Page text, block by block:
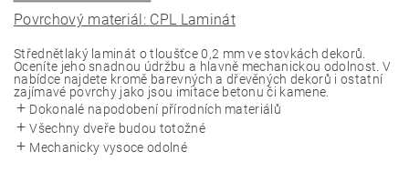
Povrchový materiál: CPL Laminát
Střednětlaký laminát o tloušťce 0,2 mm ve stovkách dekorů.
Oceníte jeho snadnou údržbu a hlavně mechanickou odolnost. V
nabídce najdete kromě barevných a dřevěných dekorů i ostatní
zajímavé povrchy jako jsou imitace betonu či kamene.
Dokonalé napodobení přírodních materiálů
Všechny dveře budou totožné
Mechanicky vysoce odolné